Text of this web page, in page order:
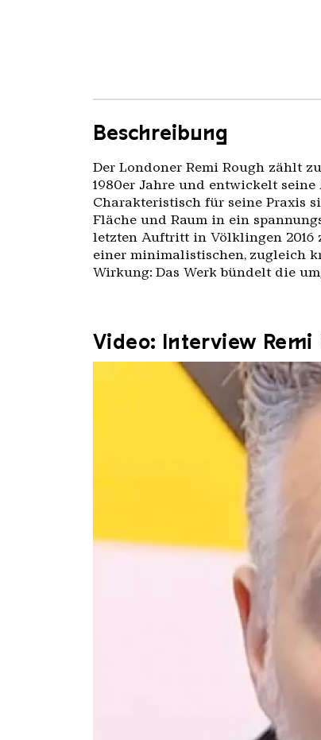
Beschreibung
Der Londoner Remi Rough zählt
1980er Jahre und entwickelt
Charakteristisch für seine Praxis
Fläche und Raum in ein
letzten Auftritt in Völklingen 2016
einer minimalistischen, zugleich
Wirkung: Das Werk bündelt die
Video: Interview Remi